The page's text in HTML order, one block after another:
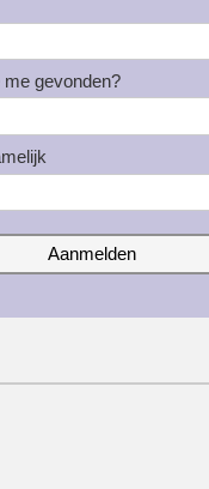
me gevonden?
Aanmelden